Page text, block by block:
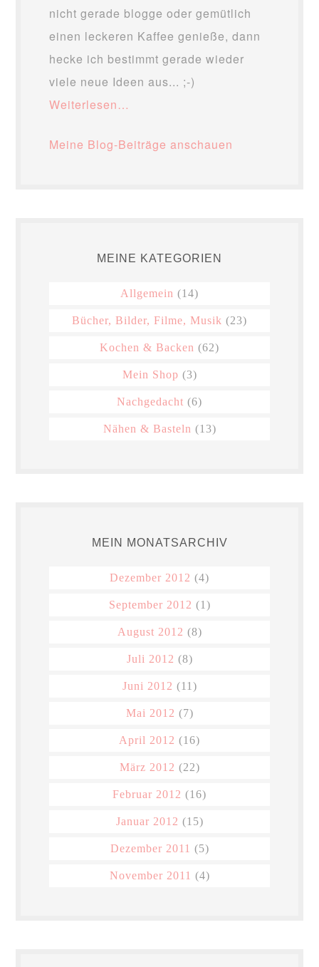
nicht gerade blogge oder gemütlich
einen leckeren Kaffee genieße, dann
hecke ich bestimmt gerade wieder
viele neue Ideen aus... ;-)
Weiterlesen…
Meine Blog-Beiträge anschauen
MEINE KATEGORIEN
Allgemein (14)
Bücher, Bilder, Filme, Musik (23)
Kochen & Backen (62)
Mein Shop (3)
Nachgedacht (6)
Nähen & Basteln (13)
MEIN MONATSARCHIV
Dezember 2012 (4)
September 2012 (1)
August 2012 (8)
Juli 2012 (8)
Juni 2012 (11)
Mai 2012 (7)
April 2012 (16)
März 2012 (22)
Februar 2012 (16)
Januar 2012 (15)
Dezember 2011 (5)
November 2011 (4)